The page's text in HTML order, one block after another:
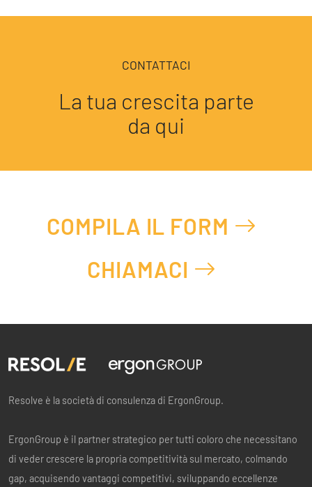
CONTATTACI
La tua crescita parte
da qui
COMPILA IL FORM
CHIAMACI
Resolve è la società di consulenza di ErgonGroup.
ErgonGroup è il partner strategico per tutti coloro che necessitano
di veder crescere la propria competitività sul mercato, colmando
gap, acquisendo vantaggi competitivi, sviluppando eccellenze